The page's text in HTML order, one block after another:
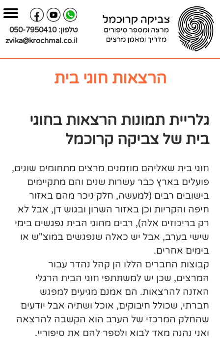
יצירת
קשר
עבור
לתוכן
טלפון:050-7950410
zvika@krochmal.co.il
הרצאות חוגי בית
גלריית תמונות הרצאות בחוגי
בית של צביקה קרוכמל
חוגי בית שאליהם מוזמנים מרצים מתחומים שונים,
פועלים בארץ כבר עשרות שנים והם מתקיימים
בישובים רבים (למעשה, חלק ניכר מהם באזור
חיפה והקריות וכן באזור השרון ובגוש דן, אבל לא
רק בריכוזים אלה), רבים מחוגי הבית נפגשים בימי
שישי בערב, אבל יש כאלה שנפגשים במוצ"ש או
בימים אחרים.
קבוצות החברים הללו הן קהל נהדר עבור
המרצים, שכן יש למשתתפי חוגי הבית הרגלי
האזנה להרצאות. הם אמנם מגיעים למפגש
חברתי, שכולל חיבוקים, אוכל ושתיה אבל יודעים
שהחלק המרכזי של הערב הוא הקשבה להרצאה
ואני נהנה מאד לבוא ולספר להם את סיפוריי.